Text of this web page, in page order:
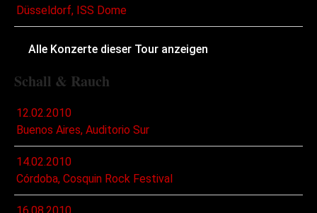
Düsseldorf, ISS Dome
Alle Konzerte dieser Tour anzeigen
Schall & Rauch
12.02.2010
Buenos Aires, Auditorio Sur
14.02.2010
Córdoba, Cosquin Rock Festival
16.08.2010